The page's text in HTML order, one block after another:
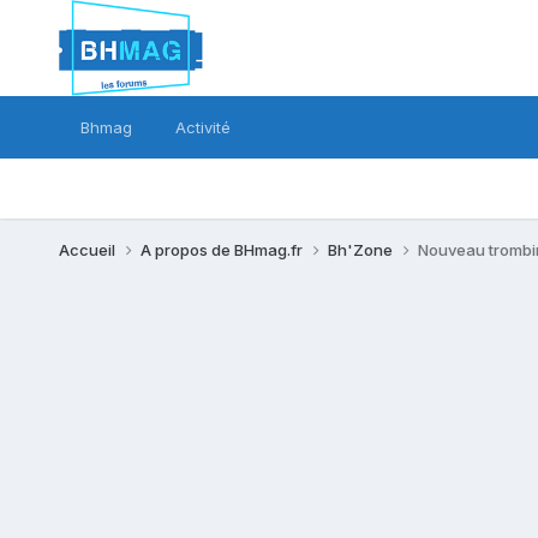
Bhmag Activité
Accueil A propos de BHmag.fr Bh'Zone Nouveau